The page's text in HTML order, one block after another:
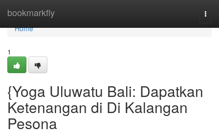
bookmarkfly
Home
Home
1
{Yoga Uluwatu Bali: Dapatkan
Ketenangan di Di Kalangan
Pesona